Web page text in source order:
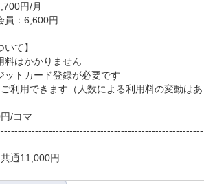
円/月
員：6,600円
て】
料はかかりません
ットカード登録が必要です
利用できます（人数による利用料の変動はあ
/コマ
通11,000円